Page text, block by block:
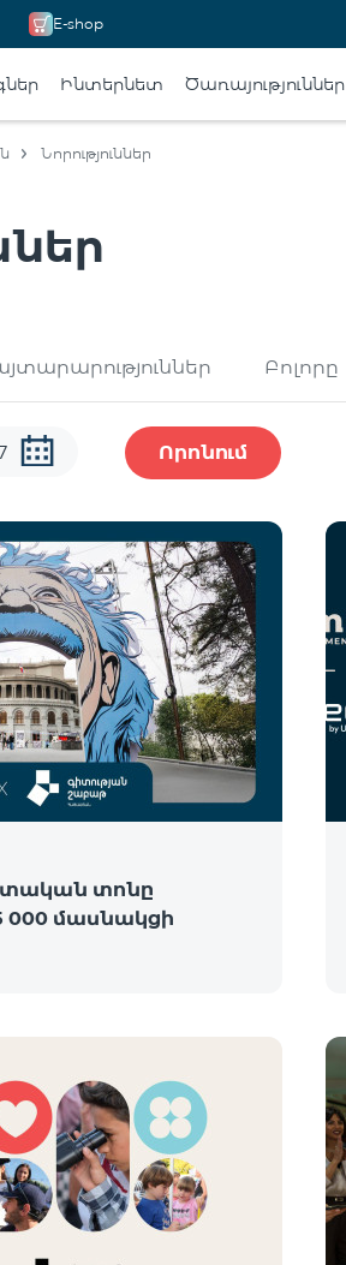
E-shop
Ինտերնետ Ծառայություններ
Նորություններ
Բոլորը
Որոնում
տոնը
000 մասնակցի